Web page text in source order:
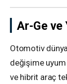
Ar-Ge
Otomotiv
değişime
ve hibrit araç